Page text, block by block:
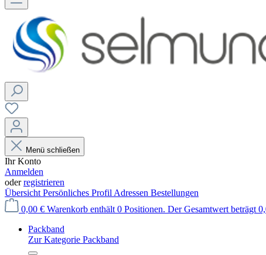
Menü schließen
Ihr Konto
Anmelden
oderregistrieren
Übersicht Persönliches Profil Adressen Bestellungen
0,00 € Warenkorb enthält 0 Positionen. Der Gesamtwert beträgt
Packband
Zur Kategorie Packband